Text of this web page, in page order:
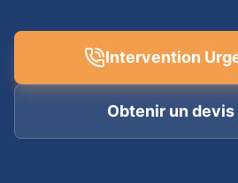
Intervention
Obtenir un